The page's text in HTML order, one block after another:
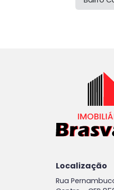
Localização
Rua